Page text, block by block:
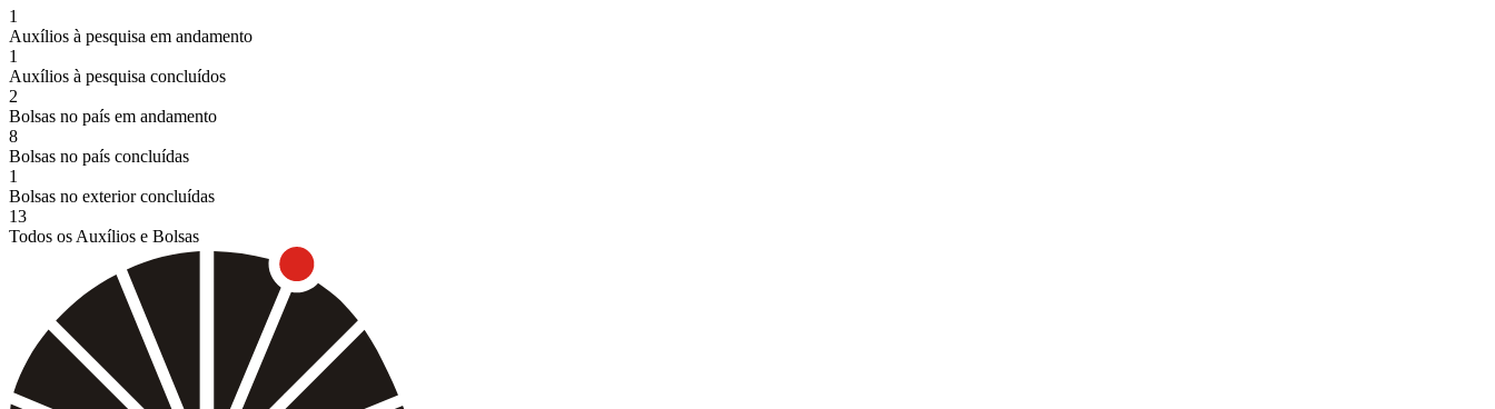
1
Auxílios à pesquisa em andamento
1
Auxílios à pesquisa concluídos
2
Bolsas no país em andamento
8
Bolsas no país concluídas
1
Bolsas no exterior concluídas
13
Todos os Auxílios e Bolsas